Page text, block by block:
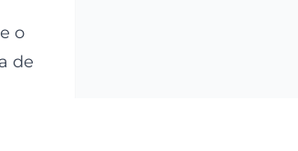
o
de